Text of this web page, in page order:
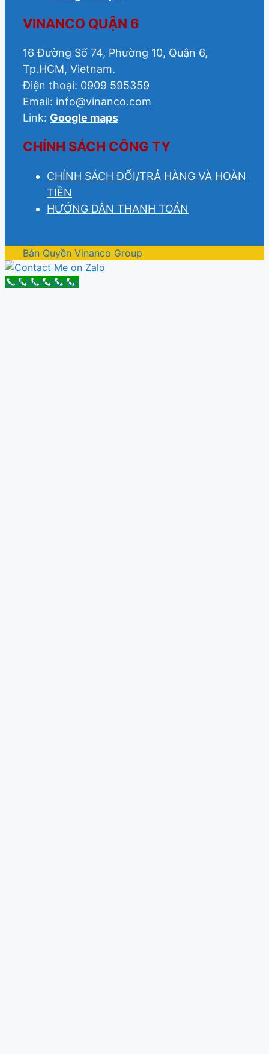
VINANCO QUẬN 6
16 Đường Số 74, Phường 10, Quận 6,
Tp.HCM, Vietnam.
Điện thoại: 0909 595359
Email: info@vinanco.com
Link: Google maps
CHÍNH SÁCH CÔNG TY
CHÍNH SÁCH ĐỔI/TRẢ HÀNG VÀ HOÀN
TIỀN
HƯỚNG DẪN THANH TOÁN
Bản Quyền Vinanco Group
Call Now Button